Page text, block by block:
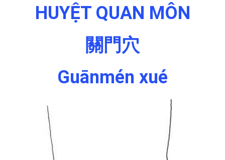
NET
HUYỆT QUAN MÔN
關門穴
Guānmén xué